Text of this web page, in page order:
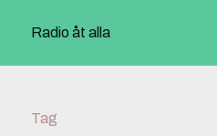
Radio åt alla
Tag